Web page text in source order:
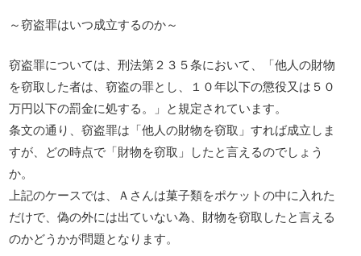
～窃盗罪はいつ成立するのか～
窃盗罪については、刑法第２３５条において、「他人の財物
を窃取した者は、窃盗の罪とし、１０年以下の懲役又は５０
万円以下の罰金に処する。」と規定されています。
条文の通り、窃盗罪は「他人の財物を窃取」すれば成立しま
すが、どの時点で「財物を窃取」したと言えるのでしょう
か。
上記のケースでは、Ａさんは菓子類をポケットの中に入れた
だけで、偽の外には出ていない為、財物を窃取したと言える
のかどうかが問題となります。